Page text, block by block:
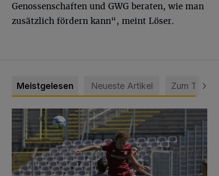
Genossenschaften und GWG beraten, wie man
zusätzlich fördern kann“, meint Löser.
Meistgelesen Neueste Artikel Zum Thema
WSV: Übertragung im Barmer Bahnhof und klare Ansage